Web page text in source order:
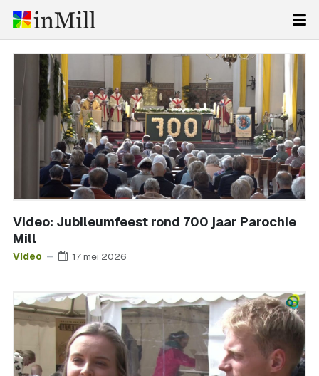
Video: Jubileumfeest rond 700 jaar Parochie
Mill
Video 17 mei 2026